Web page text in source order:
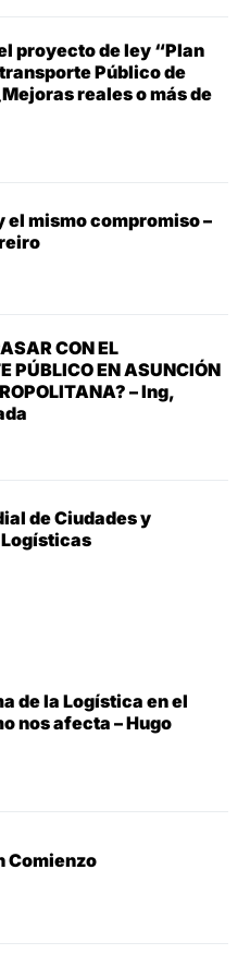
proyecto de ley “Plan
Público de
reales o más de
el mismo compromiso –
CON EL
PÚBLICO EN ASUNCIÓN
– Ing,
de Ciudades y
de la Logística en el
nos afecta – Hugo
Comienzo